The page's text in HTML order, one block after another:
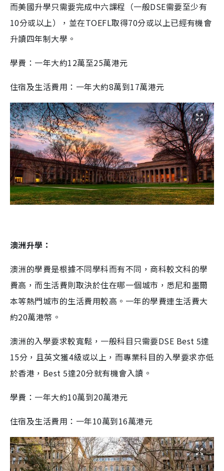
而美國升學只需要完成中六課程（一般DSE需要至少有
10分或以上），並在TOEFL取得70分或以上已經有機會
升讀四年制大學。
學費：一年大約12萬至25萬港元
住宿及生活費用：一年大約8萬到17萬港元
澳洲升學：
澳洲的學費是根據不同學科而有不同，商科較文科的學
費高，而生活費則取決於住在哪一個城市，悉尼和墨爾
本等熱門城市的生活費用較高。一年的學費連生活費大
約20萬港幣。
澳洲的入學要求較寬鬆，一般科目只需要DSE Best 5達
15分，且英文獲4級或以上，而專業科目的入學要求亦低
於香港，Best 5達20分就有機會入讀。
學費：一年大約10萬到20萬港元
住宿及生活費用：一年10萬到16萬港元